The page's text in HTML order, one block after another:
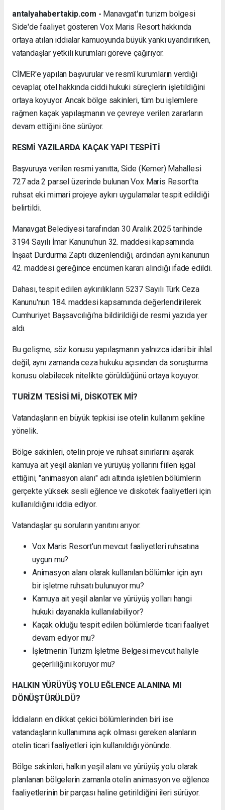
antalyahabertakip.com - Manavgat'ın turizm bölgesi
Side'de faaliyet gösteren Vox Maris Resort hakkında
ortaya atılan iddialar kamuoyunda büyük yankı uyandırırken,
vatandaşlar yetkili kurumları göreve çağırıyor.
CİMER'e yapılan başvurular ve resmî kurumların verdiği
cevaplar, otel hakkında ciddi hukuki süreçlerin işletildiğini
ortaya koyuyor. Ancak bölge sakinleri, tüm bu işlemlere
rağmen kaçak yapılaşmanın ve çevreye verilen zararların
devam ettiğini öne sürüyor.
RESMİ YAZILARDA KAÇAK YAPI TESPİTİ
Başvuruya verilen resmi yanıtta, Side (Kemer) Mahallesi
727 ada 2 parsel üzerinde bulunan Vox Maris Resort'ta
ruhsat eki mimari projeye aykırı uygulamalar tespit edildiği
belirtildi.
Manavgat Belediyesi tarafından 30 Aralık 2025 tarihinde
3194 Sayılı İmar Kanunu'nun 32. maddesi kapsamında
İnşaat Durdurma Zaptı düzenlendiği, ardından aynı kanunun
42. maddesi gereğince encümen kararı alındığı ifade edildi.
Dahası, tespit edilen aykırılıkların 5237 Sayılı Türk Ceza
Kanunu'nun 184. maddesi kapsamında değerlendirilerek
Cumhuriyet Başsavcılığı'na bildirildiği de resmi yazıda yer
aldı.
Bu gelişme, söz konusu yapılaşmanın yalnızca idari bir ihlal
değil, aynı zamanda ceza hukuku açısından da soruşturma
konusu olabilecek nitelikte görüldüğünü ortaya koyuyor.
TURİZM TESİSİ Mİ, DİSKOTEK Mİ?
Vatandaşların en büyük tepkisi ise otelin kullanım şekline
yönelik.
Bölge sakinleri, otelin proje ve ruhsat sınırlarını aşarak
kamuya ait yeşil alanları ve yürüyüş yollarını fiilen işgal
ettiğini, "animasyon alanı" adı altında işletilen bölümlerin
gerçekte yüksek sesli eğlence ve diskotek faaliyetleri için
kullanıldığını iddia ediyor.
Vatandaşlar şu soruların yanıtını arıyor:
Vox Maris Resort'un mevcut faaliyetleri ruhsatına
uygun mu?
Animasyon alanı olarak kullanılan bölümler için ayrı
bir işletme ruhsatı bulunuyor mu?
Kamuya ait yeşil alanlar ve yürüyüş yolları hangi
hukuki dayanakla kullanılabiliyor?
Kaçak olduğu tespit edilen bölümlerde ticari faaliyet
devam ediyor mu?
İşletmenin Turizm İşletme Belgesi mevcut haliyle
geçerliliğini koruyor mu?
HALKIN YÜRÜYÜŞ YOLU EĞLENCE ALANINA MI
DÖNÜŞTÜRÜLDÜ?
İddiaların en dikkat çekici bölümlerinden biri ise
vatandaşların kullanımına açık olması gereken alanların
otelin ticari faaliyetleri için kullanıldığı yönünde.
Bölge sakinleri, halkın yeşil alanı ve yürüyüş yolu olarak
planlanan bölgelerin zamanla otelin animasyon ve eğlence
faaliyetlerinin bir parçası haline getirildiğini ileri sürüyor.